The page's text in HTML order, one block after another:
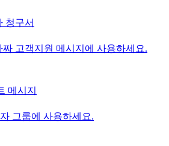
청구서
고객지원 메시지에 사용하세요.
메시지
자 그룹에 사용하세요.